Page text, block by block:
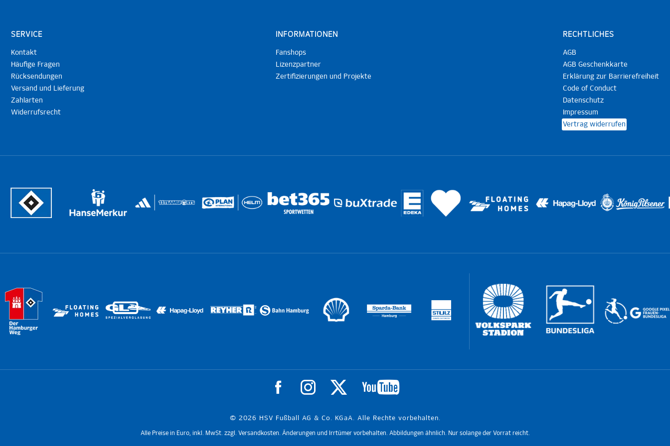
SERVICE
Kontakt
Häufige Fragen
Rücksendungen
Versand und Lieferung
Zahlarten
Widerrufsrecht
INFORMATIONEN
Fanshops
Lizenzpartner
Zertifizierungen und Projekte
RECHTLICHES
AGB
AGB Geschenkkarte
Erklärung zur Barrierefreiheit
Code of Conduct
Datenschutz
Impressum
Vertrag widerrufen
© 2026 HSV Fußball AG & Co. KGaA. Alle Rechte vorbehalten.
Alle Preise in Euro, inkl. MwSt. zzgl. Versandkosten. Änderungen und Irrtümer vorbehalten. Abbildungen ähnlich. Nur solange der Vorrat reicht.